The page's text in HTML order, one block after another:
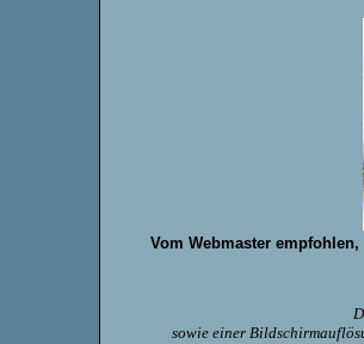
Vom Webmaster
sowie einer